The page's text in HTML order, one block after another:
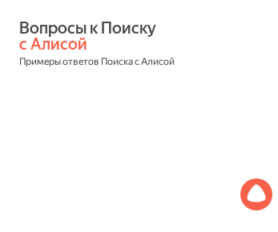
с Алисой
Примеры ответов Поиска с Алисой